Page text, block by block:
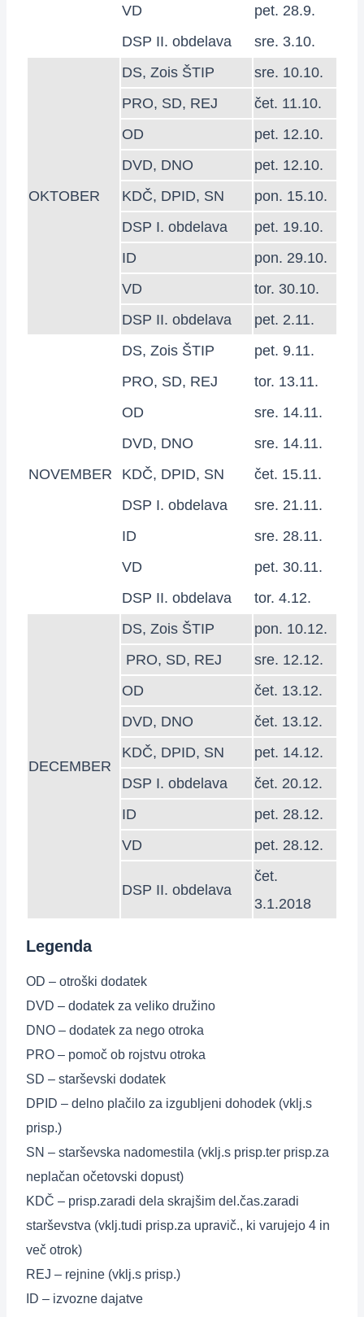
VD
pet. 28.9.
DSP II. obdelava
sre. 3.10.
OKTOBER
DS, Zois ŠTIP
sre. 10.10.
PRO, SD, REJ
čet. 11.10.
OD
pet. 12.10.
DVD, DNO
pet. 12.10.
KDČ, DPID, SN
pon. 15.10.
DSP I. obdelava
pet. 19.10.
ID
pon. 29.10.
VD
tor. 30.10.
DSP II. obdelava
pet. 2.11.
NOVEMBER
DS, Zois ŠTIP
pet. 9.11.
PRO, SD, REJ
tor. 13.11.
OD
sre. 14.11.
DVD, DNO
sre. 14.11.
KDČ, DPID, SN
čet. 15.11.
DSP I. obdelava
sre. 21.11.
ID
sre. 28.11.
VD
pet. 30.11.
DSP II. obdelava
tor. 4.12.
DECEMBER
DS, Zois ŠTIP
pon. 10.12.
PRO, SD, REJ
sre. 12.12.
OD
čet. 13.12.
DVD, DNO
čet. 13.12.
KDČ, DPID, SN
pet. 14.12.
DSP I. obdelava
čet. 20.12.
ID
pet. 28.12.
VD
pet. 28.12.
DSP II. obdelava
čet.
3.1.2018
Legenda
OD – otroški dodatek
DVD – dodatek za veliko družino
DNO – dodatek za nego otroka
PRO – pomoč ob rojstvu otroka
SD – starševski dodatek
DPID – delno plačilo za izgubljeni dohodek (vklj.s
prisp.)
SN – starševska nadomestila (vklj.s prisp.ter prisp.za
neplačan očetovski dopust)
KDČ – prisp.zaradi dela skrajšim del.čas.zaradi
starševstva (vklj.tudi prisp.za upravič., ki varujejo 4 in
več otrok)
REJ – rejnine (vklj.s prisp.)
ID – izvozne dajatve